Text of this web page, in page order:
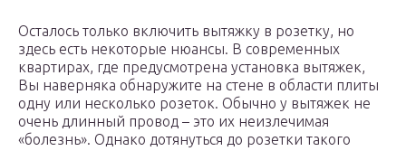
Осталось только включить вытяжку в розетку, но
здесь есть некоторые нюансы. В современных
квартирах, где предусмотрена установка вытяжек,
Вы наверняка обнаружите на стене в области плиты
одну или несколько розеток. Обычно у вытяжек не
очень длинный провод – это их неизлечимая
«болезнь». Однако дотянуться до розетки такого